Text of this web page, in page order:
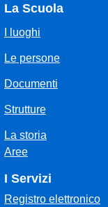
La Scuola
I luoghi
Le persone
Documenti
Strutture
La storia
Aree
I Servizi
Registro elettronico